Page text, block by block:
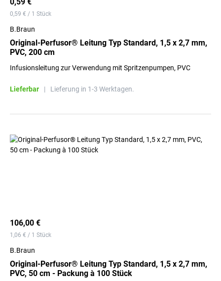
0,59 € / 1 Stück
B.Braun
Original-Perfusor® Leitung Typ Standard, 1,5 x 2,7 mm,
PVC, 200 cm
Infusionsleitung zur Verwendung mit Spritzenpumpen, PVC
Lieferbar | Lieferung in 1-3 Werktagen.
106,00 €
1,06 € / 1 Stück
B.Braun
Original-Perfusor® Leitung Typ Standard, 1,5 x 2,7 mm,
PVC, 50 cm - Packung à 100 Stück